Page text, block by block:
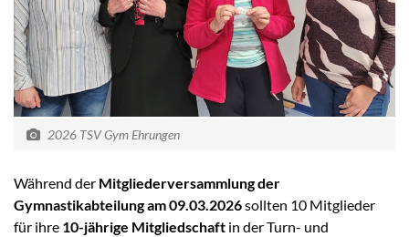
2026 TSV Gym Ehrungen
Während der Mitgliederversammlung der
Gymnastikabteilung am 09.03.2026sollten 10 Mitglieder
für ihre 10-jährige Mitgliedschaft in der Turn- und